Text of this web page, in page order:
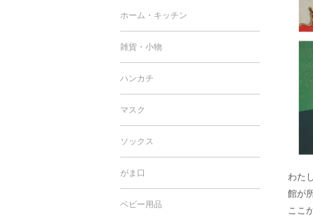
わた
館が
ここ
ホーム・キッチン
雑貨・小物
ハンカチ
マスク
ソックス
がま口
ベビー用品